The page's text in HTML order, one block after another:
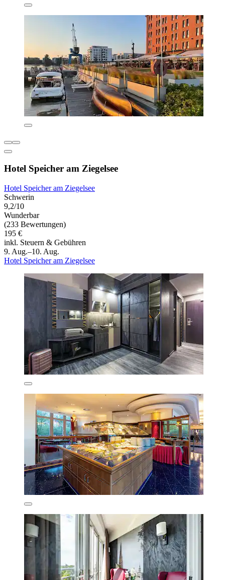
Hotel Speicher am Ziegelsee
Hotel Speicher am Ziegelsee
Schwerin
9,2/10
Wunderbar
(233 Bewertungen)
195 €
inkl. Steuern & Gebühren
9. Aug.–10. Aug.
Hotel Speicher am Ziegelsee